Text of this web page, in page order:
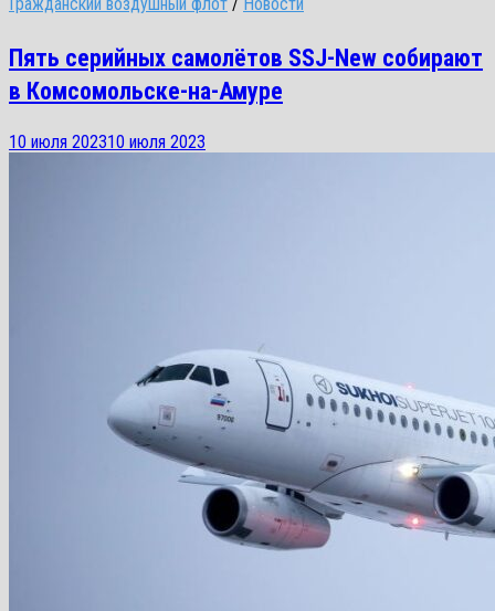
Пять серийных самолётов SSJ-New собирают
в Комсомольске-на-Амуре
10 июля 202310 июля 2023